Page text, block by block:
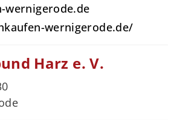
wernigerode.de
wernigerode.de/
Harz e. V.